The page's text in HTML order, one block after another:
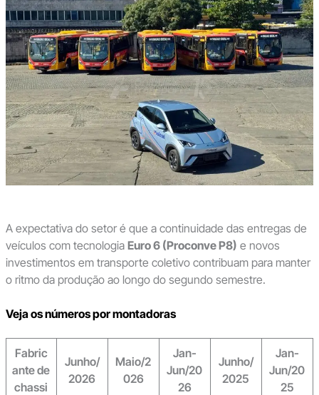
A expectativa do setor é que a continuidade das entregas de
veículos com tecnologia Euro 6 (Proconve P8) e novos
investimentos em transporte coletivo contribuam para manter
o ritmo da produção ao longo do segundo semestre.
Veja os números por montadoras
Fabric
ante de
chassi
Junho/
2026
Maio/2
026
Jan-
Jun/20
26
Junho/
2025
Jan-
Jun/20
25